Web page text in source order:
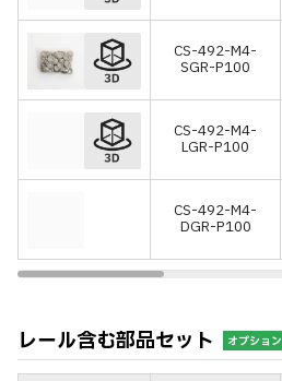
CS-492-M4-
SGR-P100
CS-492-M4-
LGR-P100
CS-492-M4-
DGR-P100
レール含む部品セット オプション